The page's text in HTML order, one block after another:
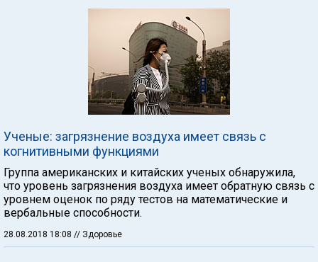
Ученые: загрязнение воздуха имеет связь с
когнитивными функциями
Группа американских и китайских ученых обнаружила,
что уровень загрязнения воздуха имеет обратную связь с
уровнем оценок по ряду тестов на математические и
вербальные способности.
28.08.2018 18:08 // Здоровье